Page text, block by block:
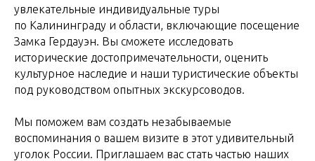
увлекательные индивидуальные туры
по Калининграду и области, включающие посещение
Замка Гердауэн. Вы сможете исследовать
исторические достопримечательности, оценить
культурное наследие и наши туристические объекты
под руководством опытных экскурсоводов.
Мы поможем вам создать незабываемые
воспоминания о вашем визите в этот удивительный
уголок России. Приглашаем вас стать частью наших